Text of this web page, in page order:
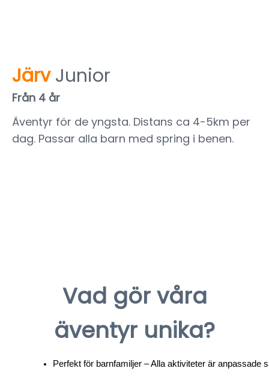
JärvJunior
Från 4 år
Äventyr för de yngsta. Distans ca 4-5km per
dag. Passar alla barn med spring i benen.
Vad gör våra
äventyr unika?
Perfekt för barnfamiljer – Alla aktiviteter är